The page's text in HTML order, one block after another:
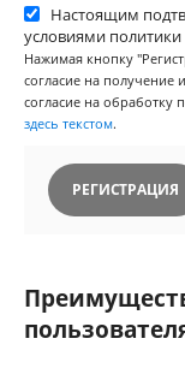
Настоящим
условиями
Нажимая кнопку
согласие на
согласие на обработку
здесь текстом.
РЕГИСТРАЦИЯ